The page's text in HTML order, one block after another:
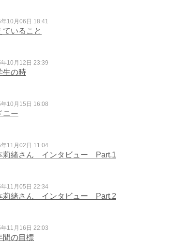
ていること
10月06日 18:41
生の時
10月12日 23:39
ニー
10月15日 16:08
莉緒さん インタビュー Part.1
11月02日 11:04
莉緒さん インタビュー Part.2
11月05日 22:34
間の目標
11月16日 22:03